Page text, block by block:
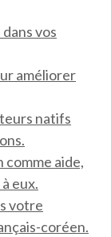
vos
améliorer
natifs
aide,
eux.
votre
coréen.